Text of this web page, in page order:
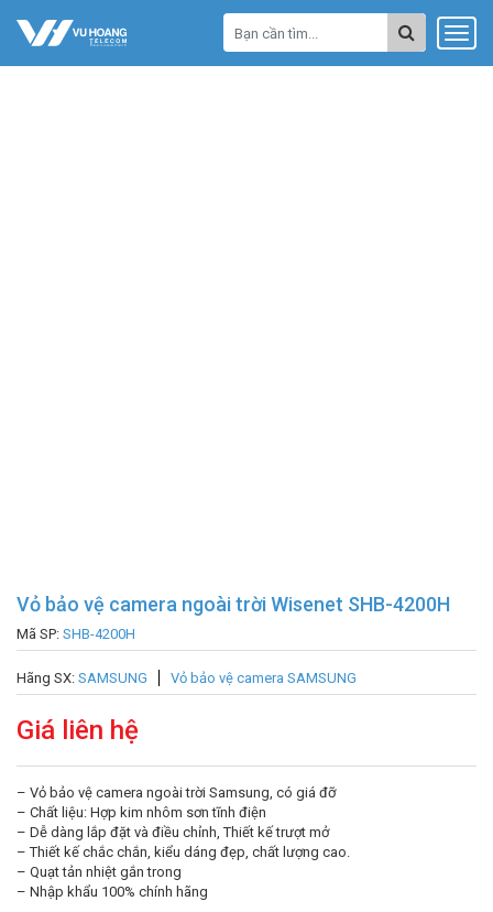
Vỏ bảo vệ camera ngoài trời Wisenet SHB-4200H
Mã SP: SHB-4200H
Hãng SX: SAMSUNG Vỏ bảo vệ camera SAMSUNG
Giá liên hệ
– Vỏ bảo vệ camera ngoài trời Samsung, có giá đỡ
– Chất liệu: Hợp kim nhôm sơn tĩnh điện
– Dễ dàng lắp đặt và điều chỉnh, Thiết kế trượt mở
– Thiết kế chắc chắn, kiểu dáng đẹp, chất lượng cao.
– Quạt tản nhiệt gắn trong
– Nhập khẩu 100% chính hãng